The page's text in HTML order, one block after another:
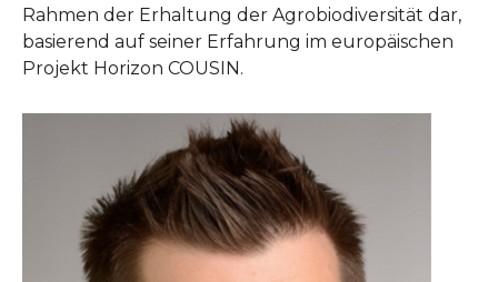
Rahmen der Erhaltung der Agrobiodiversität dar,
basierend auf seiner Erfahrung im europäischen
Projekt Horizon COUSIN.